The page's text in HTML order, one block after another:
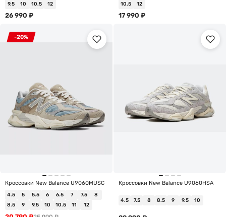
9.5
10 10.5 12
26 990 ₽
10.5
12
17 990 ₽
-20%
Кроссовки New Balance U9060MUSC
4.5 5 5.5 6 6.5 7 7.5
8
8.5
9 9.5 10 10.5 11 12
Кроссовки New Balance U9060HSA
4.5 7.5 8 8.5 9 9.5 10